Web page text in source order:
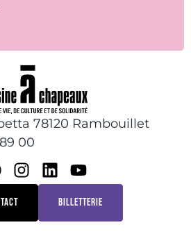
78120 Rambouillet
00
BILLETTERIE